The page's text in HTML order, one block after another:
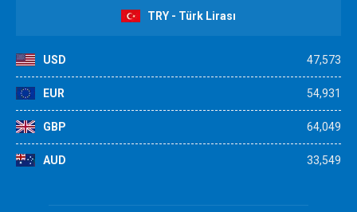
TRY - Türk Lirası
USD 47,573
EUR 54,931
GBP 64,049
AUD 33,549